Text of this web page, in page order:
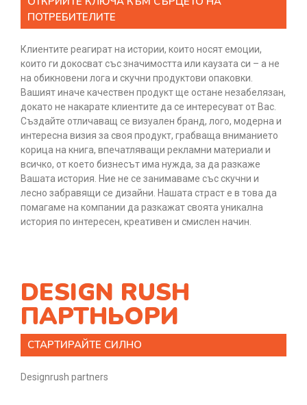
ПОТРЕБИТЕЛИТE
Клиентите реагират на истории, които носят емоции,
които ги докосват със значимостта или каузата си – а не
на обикновени лога и скучни продуктови опаковки.
Вашият иначе качествен продукт ще остане незабелязан,
докато не накарате клиентите да се интересуват от Вас.
Създайте отличаващ се визуален бранд, лого, модерна и
интересна визия за своя продукт, грабваща вниманието
корица на книга, впечатляващи рекламни материали и
всичко, от което бизнесът има нужда, за да разкаже
Вашата история. Ние не се занимаваме със скучни и
лесно забравящи се дизайни. Нашата страст е в това да
помагаме на компании да разкажат своята уникална
история по интересен, креативен и смислен начин.
DESIGN RUSH
ПАРТНЬОРИ
СТАРТИРАЙТЕ СИЛНО
Designrush partners